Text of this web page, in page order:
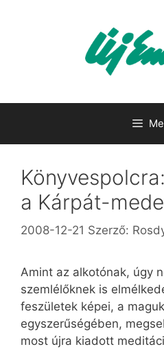
a Kárpát-
2008-12-21 Szerző:
Amint az alkotónak, úgy
szemlélőknek is
feszületek képei, a
egyszerűségében,
most újra kiadott